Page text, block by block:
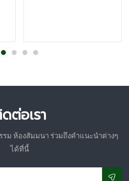
ต่อเรา
ม ห้องสัมมนา ร่วมถึงคำแนะนำต่างๆ
ได้ที่นี้